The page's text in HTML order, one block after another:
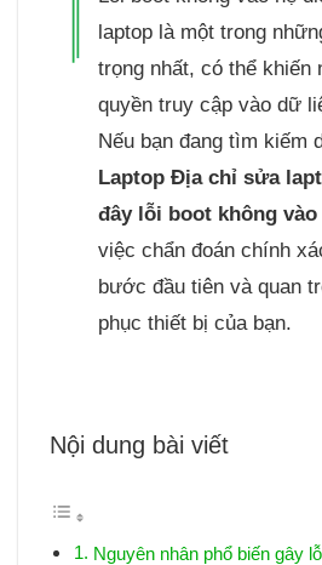
laptop là một trong
trọng nhất, có thể khiến
quyền truy cập vào dữ
Nếu bạn đang tìm kiếm
Laptop Địa chỉ sửa
đây lỗi boot không vào
việc chẩn đoán chính
bước đầu tiên và quan
phục thiết bị của bạn.
Nội dung bài viết
Nguyên nhân phổ biến gây